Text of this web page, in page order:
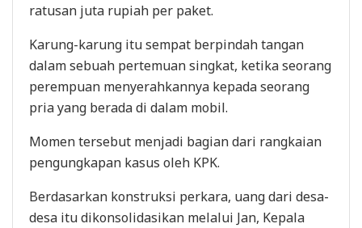
ratusan juta rupiah per paket.
Karung-karung itu sempat berpindah tangan
dalam sebuah pertemuan singkat, ketika seorang
perempuan menyerahkannya kepada seorang
pria yang berada di dalam mobil.
Momen tersebut menjadi bagian dari rangkaian
pengungkapan kasus oleh KPK.
Berdasarkan konstruksi perkara, uang dari desa-
desa itu dikonsolidasikan melalui Jan, Kepala